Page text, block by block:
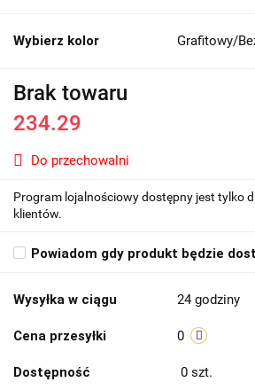
Wybierz kolor Grafitowy/
Brak towaru
234.29
Do przechowalni
Program lojalnościowy dostępny jest tylko
klientów.
Powiadom gdy produkt będzie
Wysyłka w ciągu 24 godziny
Cena przesyłki 0
Dostępność 0 szt.